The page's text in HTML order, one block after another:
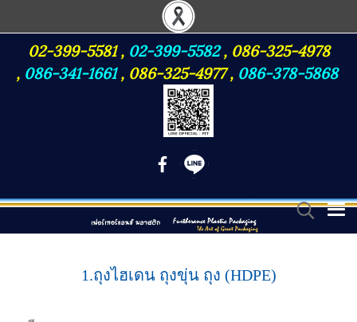
02-399-5581,02-399-5582, 086-325-4978
, 086-341-1661, 086-325-4977, 086-378-5868
1.ถุงไฮเดน ถุงขุ่น ถุง (HDPE)